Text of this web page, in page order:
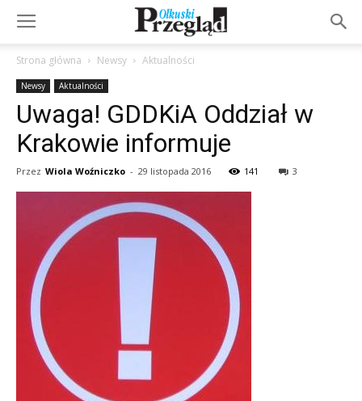
Strona główna Newsy Aktualności
Newsy Aktualności
Uwaga! GDDKiA Oddział w
Krakowie informuje
Przez Wiola Woźniczko - 29 listopada 2016 141 3